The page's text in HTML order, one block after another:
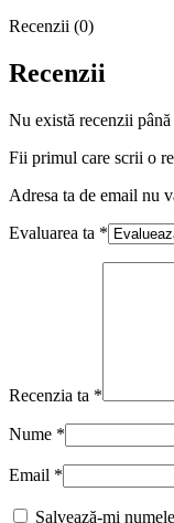
Recenzii (0)
Recenzii
Nu există recenzii până
Fii primul care scrii o
Adresa ta de email nu
Evaluarea ta *
Recenzia ta *
Nume *
Email *
Salvează-mi